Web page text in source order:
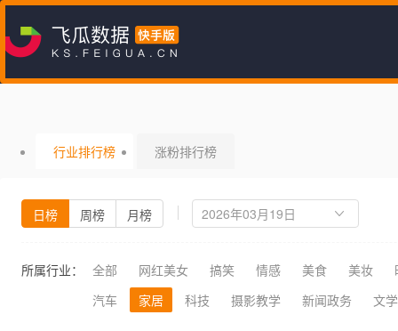
行业排行榜 涨粉排行榜
日榜 周榜 月榜
所属行业： 全部 网红美女 搞笑 情感 美食 美妆
汽车
家居 科技 摄影教学 新闻政务 文